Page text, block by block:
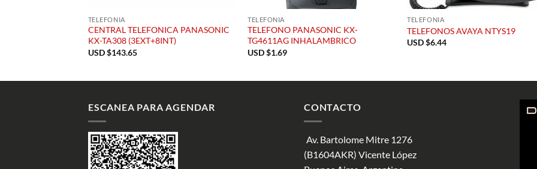
TELEFONIA
CENTRAL TELEFONICA PANASONIC
KX-TA308 (3EXT+8INT)
USD $143.65
TELEFONIA
TELEFONO PANASONIC KX-
TG4611AG INHALAMBRICO
USD $1.69
TELEFONIA
TELEFONOS AVAYA NTYS19
USD $6.44
ESCANEA PARA AGENDAR CONTACTO
Av. Bartolome Mitre 1276
(B1604AKR) Vicente López